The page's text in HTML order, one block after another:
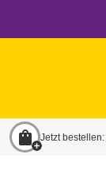
shopping_bag Jetzt bestellen: